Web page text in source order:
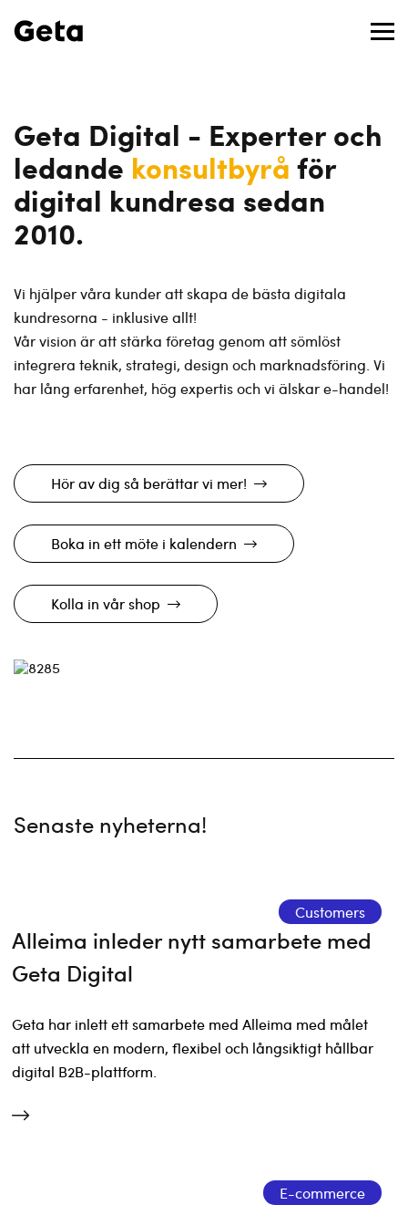
Geta Digital - Experter och
ledandekonsultbyråför
digital kundresa sedan
2010.
Vi hjälper våra kunder att skapa de bästa digitala
kundresorna - inklusive allt!
Vår vision är att stärka företag genom att sömlöst
integrera teknik, strategi, design och marknadsföring. Vi
har lång erfarenhet, hög expertis och vi älskar e-handel!
Hör av dig så berättar vi mer!
Boka in ett möte i kalendern
Kolla in vår shop
Senaste nyheterna!
Customers
Alleima inleder nytt samarbete med
Geta Digital
Geta har inlett ett samarbete med Alleima med målet
att utveckla en modern, flexibel och långsiktigt hållbar
digital B2B-plattform.
E-commerce